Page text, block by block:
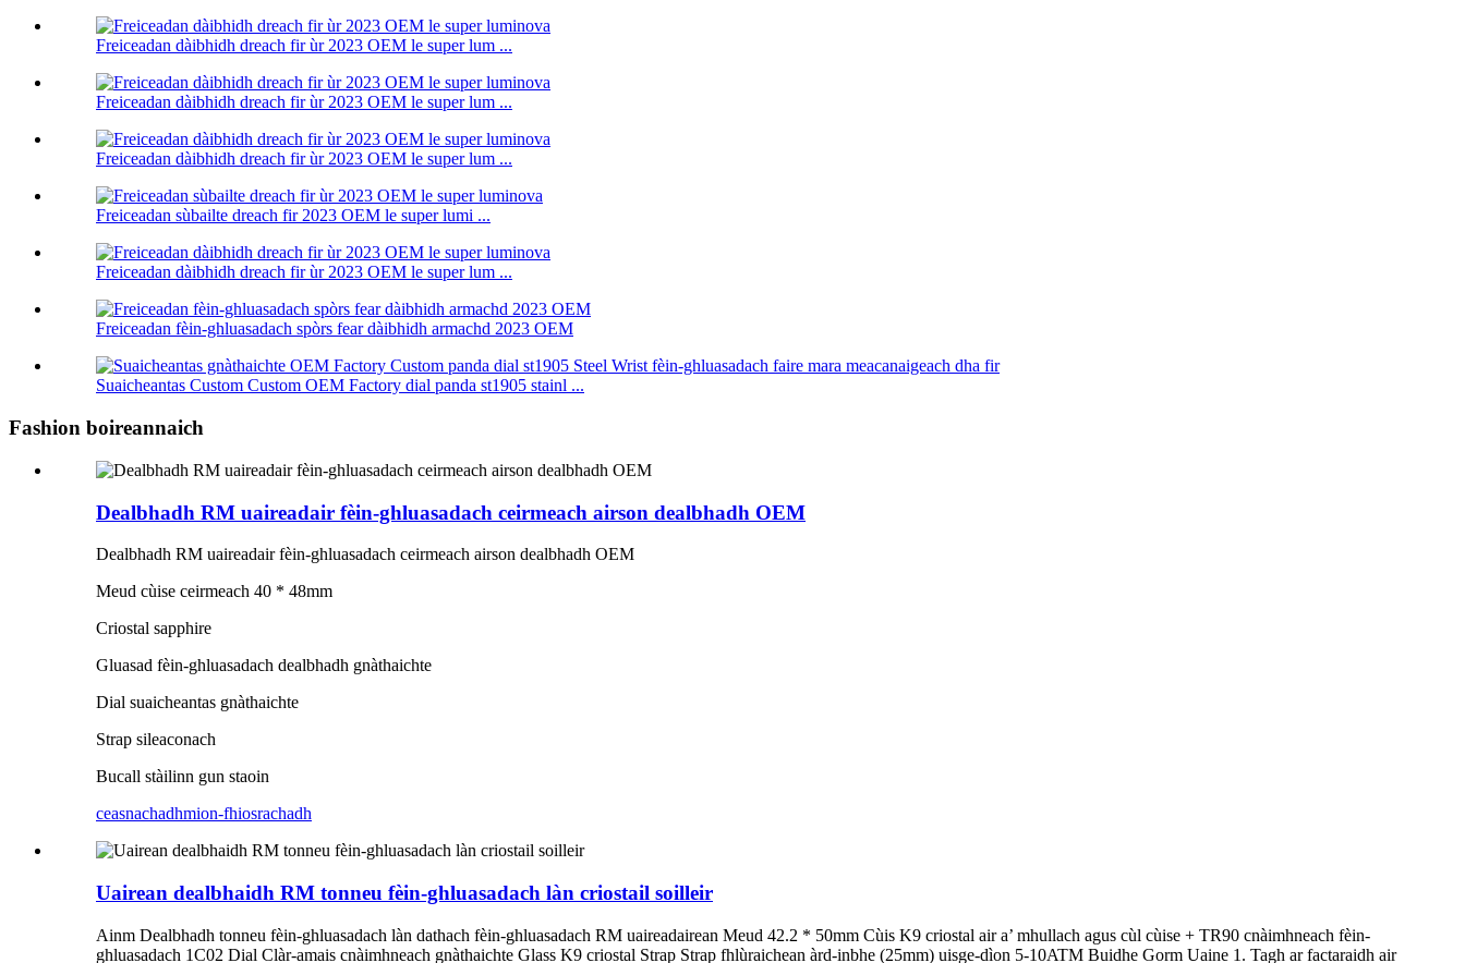
Freiceadan dàibhidh dreach fir ùr 2023 OEM le super lum ...
Freiceadan dàibhidh dreach fir ùr 2023 OEM le super lum ...
Freiceadan dàibhidh dreach fir ùr 2023 OEM le super lum ...
Freiceadan sùbailte dreach fir 2023 OEM le super lumi ...
Freiceadan dàibhidh dreach fir ùr 2023 OEM le super lum ...
Freiceadan fèin-ghluasadach spòrs fear dàibhidh armachd 2023 OEM
Suaicheantas Custom Custom OEM Factory dial panda st1905 stainl ...
Fashion boireannaich
Dealbhadh RM uaireadair fèin-ghluasadach ceirmeach airson dealbhadh OEM
Dealbhadh RM uaireadair fèin-ghluasadach ceirmeach airson dealbhadh OEM
Meud cùise ceirmeach 40 * 48mm
Criostal sapphire
Gluasad fèin-ghluasadach dealbhadh gnàthaichte
Dial suaicheantas gnàthaichte
Strap sileaconach
Bucall stàilinn gun staoin
ceasnachadhmion-fhiosrachadh
Uairean dealbhaidh RM tonneu fèin-ghluasadach làn criostail soilleir
Ainm Dealbhadh tonneu fèin-ghluasadach làn dathach fèin-ghluasadach RM uaireadairean Meud 42.2 * 50mm Cùis K9 criostal air a’ mhullach agus cùl cùise + TR90 cnàimhneach fèin-
ghluasadach 1C02 Dial Clàr-amais cnàimhneach gnàthaichte Glass K9 criostal Strap Strap fhlùraichean àrd-inbhe (25mm) uisge-dìon 5-10ATM Buidhe Gorm Uaine 1. Tagh ar factaraidh air